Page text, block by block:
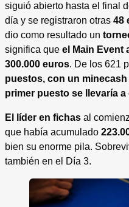
siguió abierto hasta el final
día y se registraron otras 48
dio como resultado un
significa que el Main Event
300.000 euros. De los 621
puestos, con un minecash
primer puesto se llevaría a
El líder en fichas al
que había acumulado
bien su enorme pila.
también en el Día 3.